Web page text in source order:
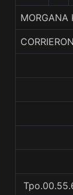
MORGANA